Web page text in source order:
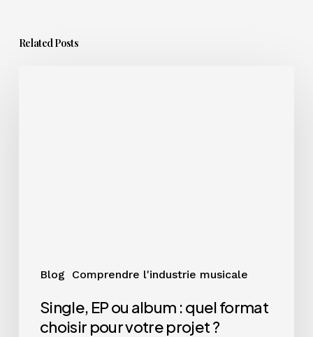
Related Posts
Blog Comprendre l'industrie musicale
Single, EP ou album : quel format
choisir pour votre projet ?